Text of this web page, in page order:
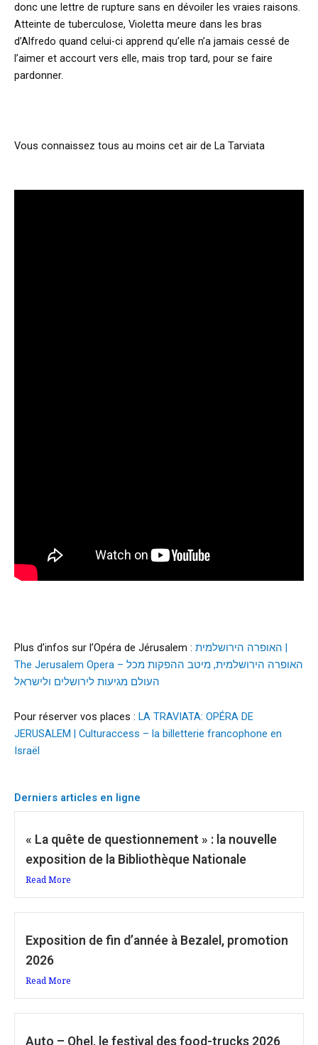
donc une lettre de rupture sans en dévoiler les vraies raisons.
Atteinte de tuberculose, Violetta meure dans les bras
d’Alfredo quand celui-ci apprend qu’elle n’a jamais cessé de
l’aimer et accourt vers elle, mais trop tard, pour se faire
pardonner.
Vous connaissez tous au moins cet air de La Tarviata
Plus d’infos sur l’Opéra de Jérusalem : האופרה הירושלמית |
The Jerusalem Opera – האופרה הירושלמית, מיטב ההפקות מכל
העולם מגיעות לירושלים ולישראל
Pour réserver vos places : LA TRAVIATA: OPÉRA DE
JERUSALEM | Culturaccess – la billetterie francophone en
Israël
Derniers articles en ligne
« La quête de questionnement » : la nouvelle
exposition de la Bibliothèque Nationale
Read More
Exposition de fin d’année à Bezalel, promotion
2026
Read More
Auto – Ohel, le festival des food-trucks 2026